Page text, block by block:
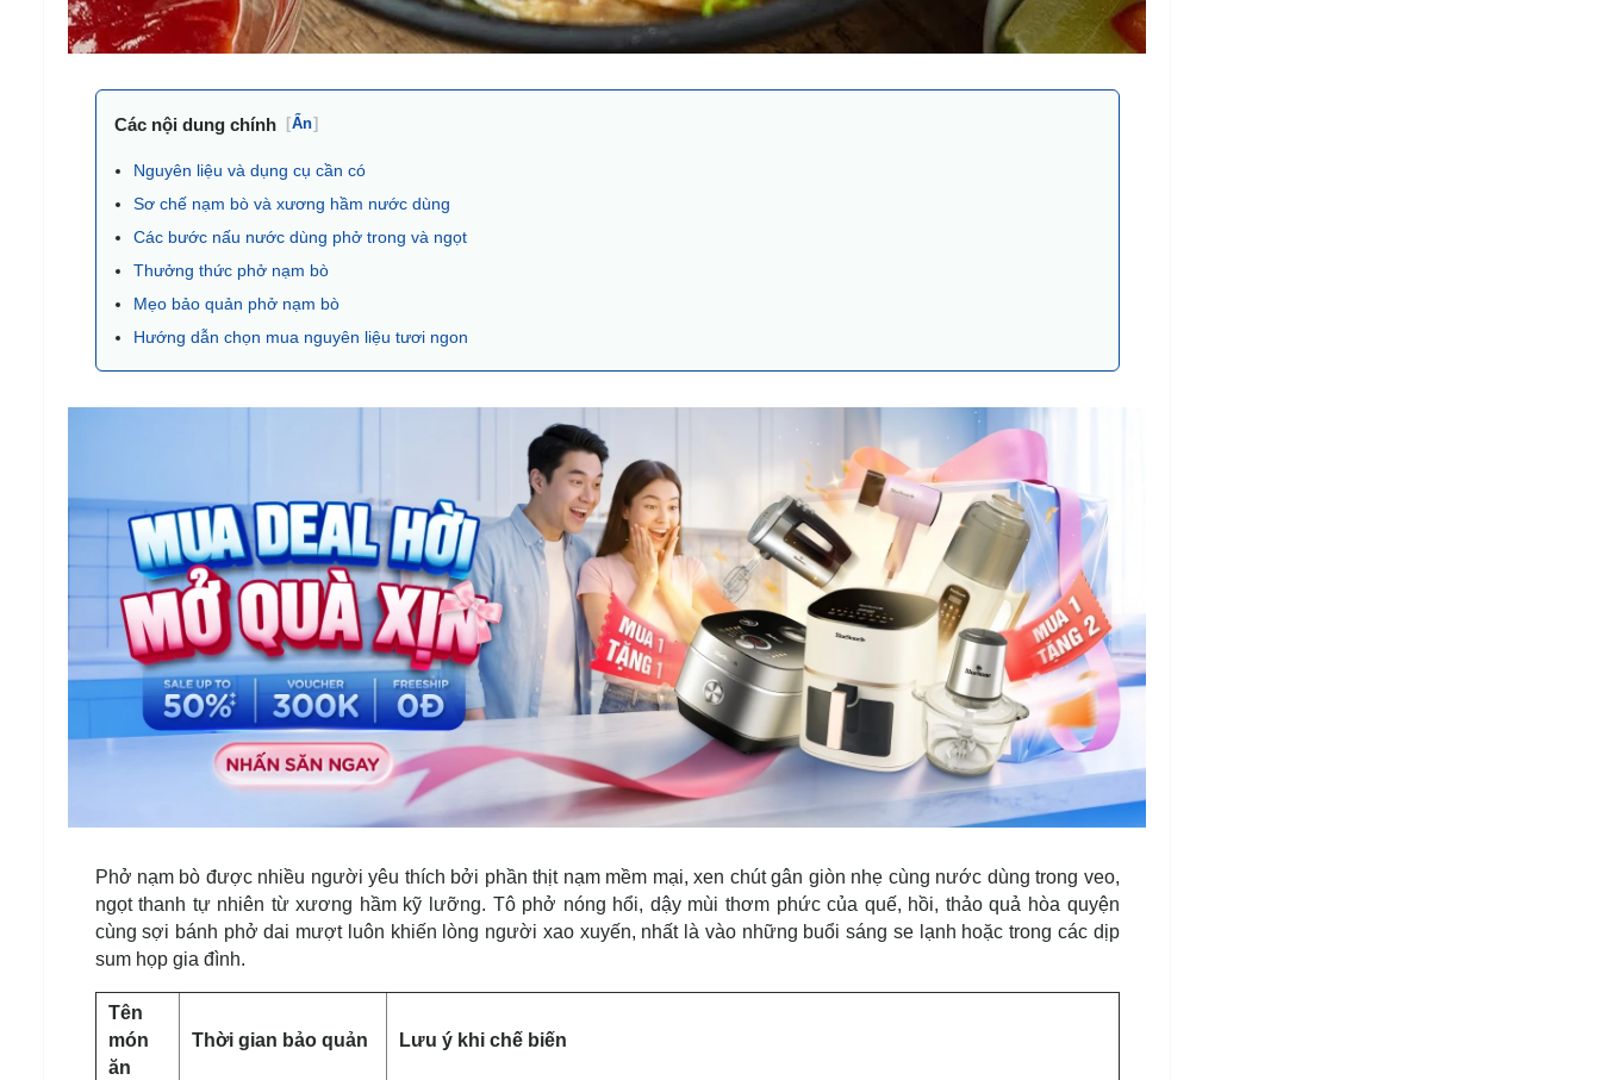
Các nội dung chính [Ẩn]
Nguyên liệu và dụng cụ cần có
Sơ chế nạm bò và xương hầm nước dùng
Các bước nấu nước dùng phở trong và ngọt
Thưởng thức phở nạm bò
Mẹo bảo quản phở nạm bò
Hướng dẫn chọn mua nguyên liệu tươi ngon
Phở nạm bò được nhiều người yêu thích bởi phần thịt nạm mềm mại, xen chút gân giòn nhẹ cùng nước dùng trong veo,
ngọt thanh tự nhiên từ xương hầm kỹ lưỡng. Tô phở nóng hổi, dậy mùi thơm phức của quế, hồi, thảo quả hòa quyện
cùng sợi bánh phở dai mượt luôn khiến lòng người xao xuyến, nhất là vào những buổi sáng se lạnh hoặc trong các dịp
sum họp gia đình.
Tên
món
ăn
Thời gian bảo quản Lưu ý khi chế biến